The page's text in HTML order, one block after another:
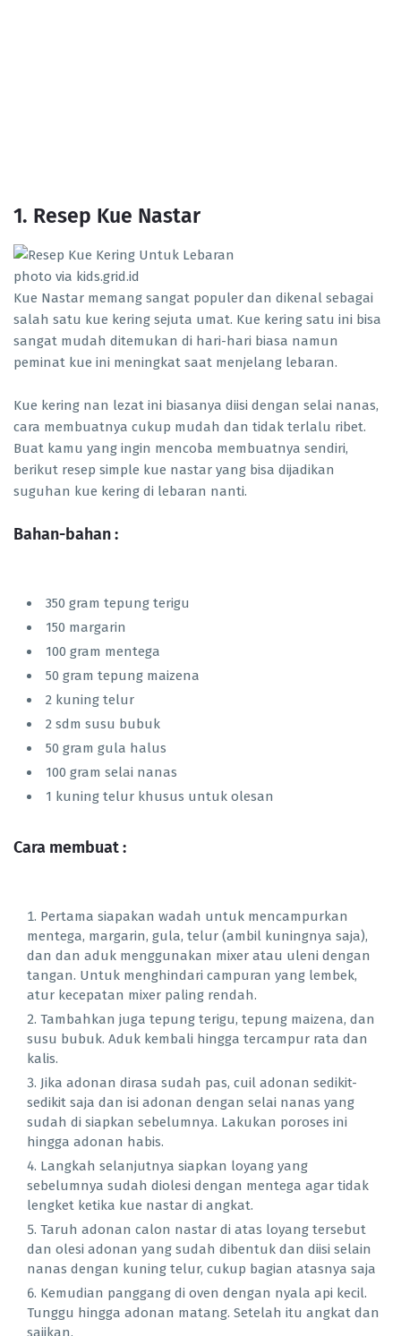
1. Resep Kue Nastar
photo via kids.grid.id
Kue Nastar memang sangat populer dan dikenal sebagai
salah satu kue kering sejuta umat. Kue kering satu ini bisa
sangat mudah ditemukan di hari-hari biasa namun
peminat kue ini meningkat saat menjelang lebaran.
Kue kering nan lezat ini biasanya diisi dengan selai nanas,
cara membuatnya cukup mudah dan tidak terlalu ribet.
Buat kamu yang ingin mencoba membuatnya sendiri,
berikut resep simple kue nastar yang bisa dijadikan
suguhan kue kering di lebaran nanti.
Bahan-bahan :
350 gram tepung terigu
150 margarin
100 gram mentega
50 gram tepung maizena
2 kuning telur
2 sdm susu bubuk
50 gram gula halus
100 gram selai nanas
1 kuning telur khusus untuk olesan
Cara membuat :
Pertama siapakan wadah untuk mencampurkan
mentega, margarin, gula, telur (ambil kuningnya saja),
dan dan aduk menggunakan mixer atau uleni dengan
tangan. Untuk menghindari campuran yang lembek,
atur kecepatan mixer paling rendah.
Tambahkan juga tepung terigu, tepung maizena, dan
susu bubuk. Aduk kembali hingga tercampur rata dan
kalis.
Jika adonan dirasa sudah pas, cuil adonan sedikit-
sedikit saja dan isi adonan dengan selai nanas yang
sudah di siapkan sebelumnya. Lakukan poroses ini
hingga adonan habis.
Langkah selanjutnya siapkan loyang yang
sebelumnya sudah diolesi dengan mentega agar tidak
lengket ketika kue nastar di angkat.
Taruh adonan calon nastar di atas loyang tersebut
dan olesi adonan yang sudah dibentuk dan diisi selain
nanas dengan kuning telur, cukup bagian atasnya saja
Kemudian panggang di oven dengan nyala api kecil.
Tunggu hingga adonan matang. Setelah itu angkat dan
sajikan.